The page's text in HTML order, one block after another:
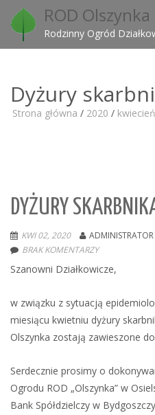
ROD Olszynka
Rodzinny Ogród
Dyżury
Strona główna / 2020 / kwiecień
DYŻURY
KWI 02, 2020 ADMINISTRATOR
BRAK KOMENTARZY
Szanowni Działkowicze,
w związku z sytuacją
miesiącu kwietniu dyżury
Olszynka zostają zawieszone
Serdecznie prosimy o
Ogrodu ROD „Olszynka” w
Bank Spółdzielczy w